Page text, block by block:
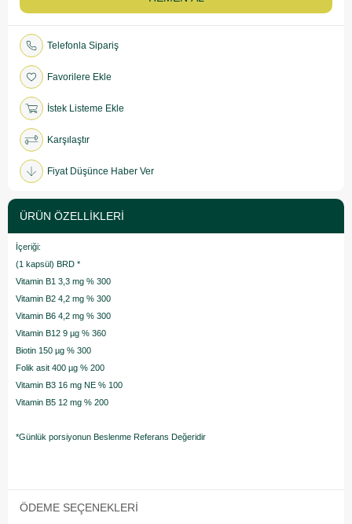
Telefonla Sipariş
Favorilere Ekle
İstek Listeme Ekle
Karşılaştır
Fiyat Düşünce Haber Ver
ÜRÜN ÖZELLIKLERI
İçeriği:
(1 kapsül) BRD *
Vitamin B1 3,3 mg % 300
Vitamin B2 4,2 mg % 300
Vitamin B6 4,2 mg % 300
Vitamin B12 9 µg % 360
Biotin 150 µg % 300
Folik asit 400 µg % 200
Vitamin B3 16 mg NE % 100
Vitamin B5 12 mg % 200
*Günlük porsiyonun Beslenme Referans Değeridir
ÖDEME SEÇENEKLERI